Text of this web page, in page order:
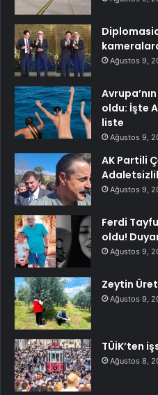
Ağustos 9,
oldu: İşte
liste
Ağustos 9,
AK Partili
Ağustos 9,
Ferdi
oldu!
Ağustos 9,
Zeytin
Ağustos 9,
TÜİK’ten
Ağustos 8,